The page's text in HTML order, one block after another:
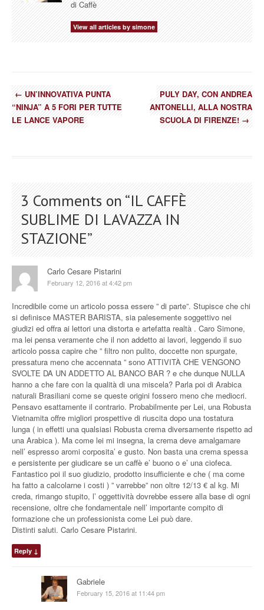
di Caffè
View all articles by simone
←UN’INNOVATIVA PUNTA
“NINJA” A 5 FORI PER TUTTE
LE LANCE VAPORE
PULY DAY, CON ANDREA
ANTONELLI, ALLA NOSTRA
SCUOLA DI FIRENZE!→
3 Comments on “IL CAFFÈ
SUBLIME DI LAVAZZA IN
STAZIONE”
Carlo Cesare Pistarini
February 12, 2016 at 4:42 pm
Incredibile come un articolo possa essere ” di parte”. Stupisce che chi
si definisce MASTER BARISTA, sia palesemente soggettivo nei
giudizi ed offra ai lettori una distorta e artefatta realtà . Caro Simone,
ma lei pensa veramente che il non addetto ai lavori, leggendo il suo
articolo possa capire che ” filtro non pulito, doccette non spurgate,
pressatura meno che accennata ” sono ATTIVITÀ CHE VENGONO
SVOLTE DA UN ADDETTO AL BANCO BAR ? e che dunque NULLA
hanno a che fare con la qualità di una miscela? Parla poi di Arabica
naturali Brasiliani come se queste origini fossero meno che mediocri.
Pensavo esattamente il contrario. Probabilmente per Lei, una Robusta
Vietnamita offre migliori prospettive di riuscita dopo una tostatura
lunga ( in effetti una qualsiasi Robusta crema diversamente rispetto ad
una Arabica ). Ma come lei mi insegna, la crema deve amalgamare
nell’ espresso aromi corposita’ e gusto. Non basta una crema spessa
e persistente per giudicare se un caffè e’ buono o e’ una ciofeca.
Fantastico poi il suo giudizio, prodotto insufficiente e che ( ma come
ha fatto a calcolarne i costi ) ” varrebbe” non oltre 12/13 € al kg. Mi
creda, rimango stupito, l’ oggettività dovrebbe essere alla base di ogni
recensione, oltre che fondamentale nell’ importante compito di
formazione che un professionista come Lei può dare.
Distinti saluti. Carlo Cesare Pistarini.
Reply ↓
Gabriele
February 15, 2016 at 11:44 pm